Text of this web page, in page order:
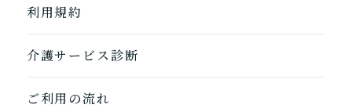
1つ前に戻る
1つ前に戻る
1つ前に戻る
1つ前に戻る
1つ前に戻る
1つ前に戻る
1つ前に戻る
利用規約
介護サービス診断
ご利用の流れ